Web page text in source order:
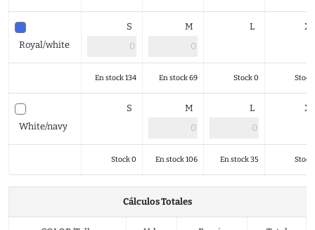
Royal/white
S M L
En stock 134 En stock 69 Stock 0 Stock
White/navy
S M L
Stock 0 En stock 106 En stock 35 Stock
Cálculos Totales